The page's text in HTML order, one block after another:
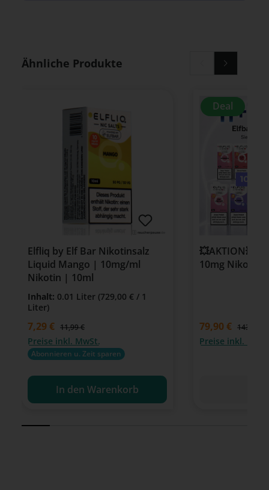
Produktgalerie überspringen
Ähnliche Produkte
Elfliq by Elf Bar Nikotinsalz
Liquid Mango | 10mg/ml
Nikotin | 10ml
Inhalt: 0.01 Liter (729,00 € / 1
Liter)
Verkaufspreis:
7,29 € Regulärer Preis:
11,99 €
Preise inkl. MwSt.
Abonnieren u. Zeit sparen
In den Warenkorb
Deal
💥AKTION💥
10mg Nikotin
79,90 € 143,88 €
Preise inkl.